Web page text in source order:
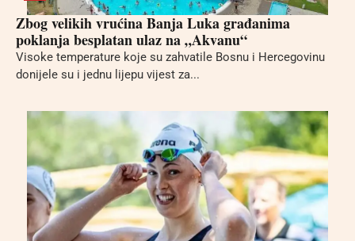
Zbog velikih vrućina Banja Luka građanima
poklanja besplatan ulaz na „Akvanu“
Visoke temperature koje su zahvatile Bosnu i Hercegovinu
donijele su i jednu lijepu vijest za...